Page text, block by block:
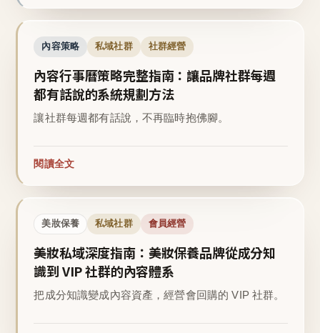
內容策略 私域社群 社群經營
內容行事曆策略完整指南：讓品牌社群每週
都有話說的系統規劃方法
讓社群每週都有話說，不再臨時抱佛腳。
閱讀全文
美妝保養 私域社群 會員經營
美妝私域深度指南：美妝保養品牌從成分知
識到 VIP 社群的內容體系
把成分知識變成內容資產，經營會回購的 VIP 社群。